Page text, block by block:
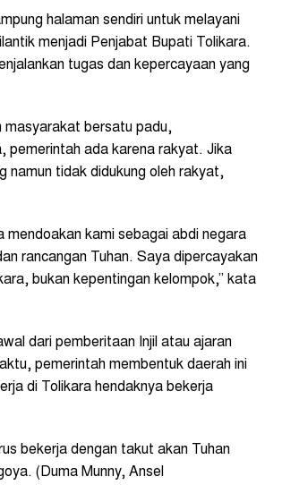
halaman sendiri untuk melayani
menjadi Penjabat Bupati Tolikara.
tugas dan kepercayaan yang
masyarakat bersatu padu,
pemerintah ada karena rakyat. Jika
namun tidak didukung oleh rakyat,
mendoakan kami sebagai abdi negara
rancangan Tuhan. Saya dipercayakan
bukan kepentingan kelompok,” kata
dari pemberitaan Injil atau ajaran
pemerintah membentuk daerah ini
di Tolikara hendaknya bekerja
bekerja dengan takut akan Tuhan
(Duma Munny, Ansel